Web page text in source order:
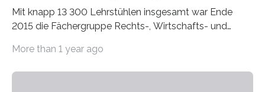
Mit knapp 13 300 Lehrstühlen insgesamt war Ende
2015 die Fächergruppe Rechts-, Wirtschafts- und
bei…
More than 1 year ago